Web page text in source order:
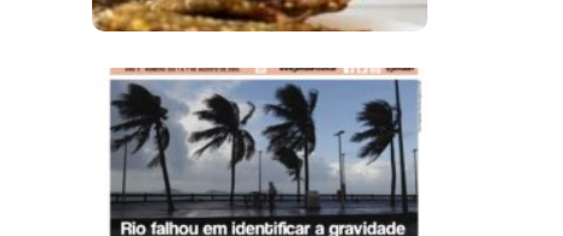
Ano X – Número 366
01 A 07 De Agosto De
2026